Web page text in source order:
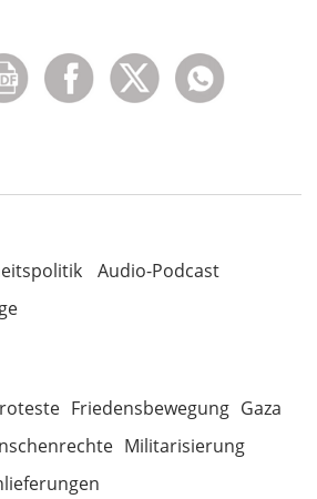
Audio-Podcast
Friedensbewegung Gaza
Militarisierung